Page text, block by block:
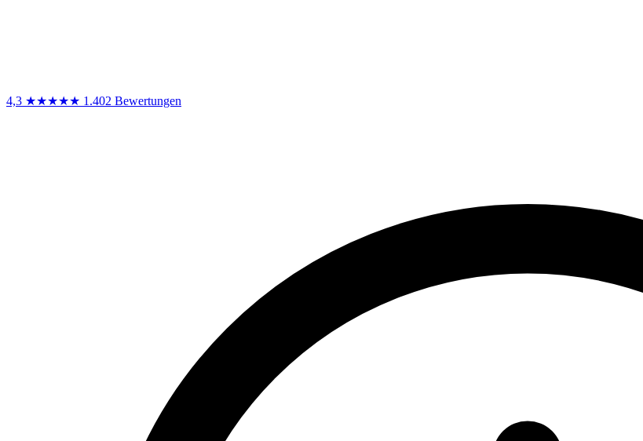
4,3 ★★★★★ 1.402 Bewertungen